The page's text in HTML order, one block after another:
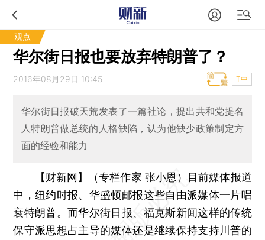
观点
华尔街日报也要放弃特朗普了？
2016年08月29日 10:45 T中
华尔街日报破天荒发表了一篇社论，提出共和党提名
人特朗普做总统的人格缺陷，认为他缺少政策制定方
面的经验和能力
【财新网】（专栏作家 张小恩） 目前媒体报道
中，纽约时报、华盛顿邮报这些自由派媒体一片唱
衰特朗普。而华尔街日报、福克斯新闻这样的传统
保守派思想占主导的媒体还是继续保持支持川普的